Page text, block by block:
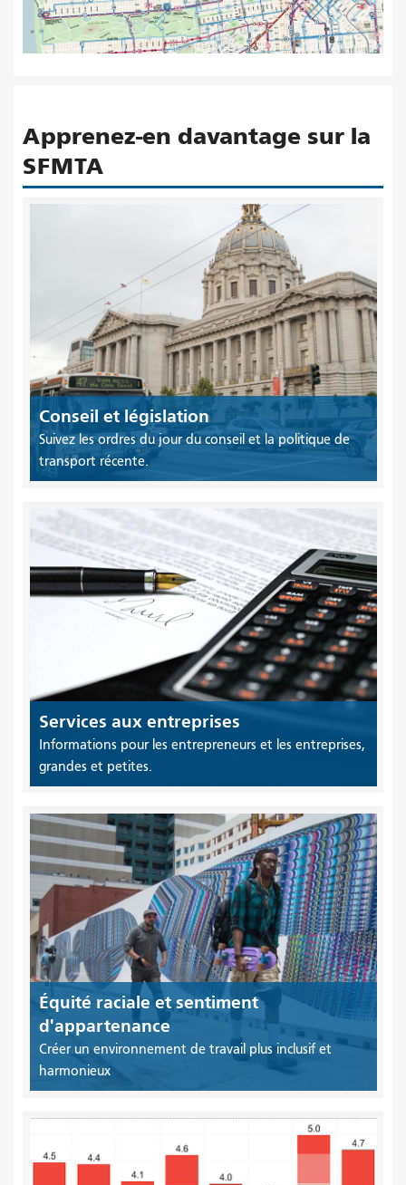
Apprenez-en davantage sur la
SFMTA
Conseil et législation
Suivez les ordres du jour du conseil et la politique de
transport récente.
Services aux entreprises
Informations pour les entrepreneurs et les entreprises,
grandes et petites.
Équité raciale et sentiment
d'appartenance
Créer un environnement de travail plus inclusif et
harmonieux